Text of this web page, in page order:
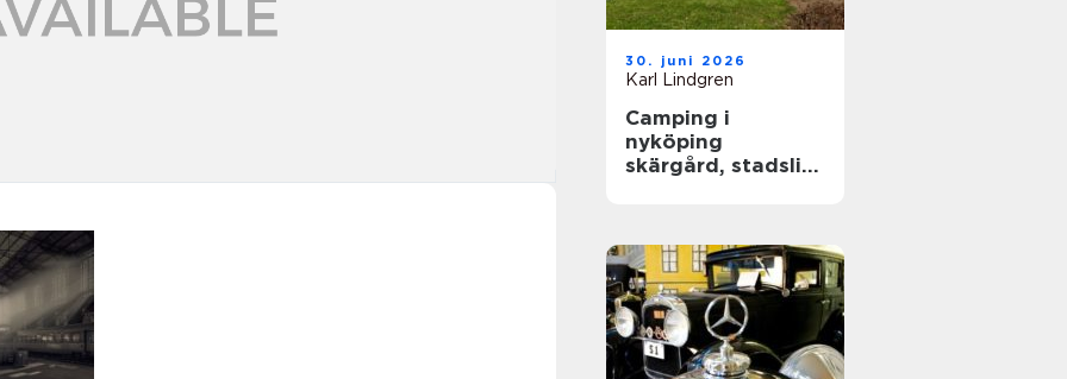
30. juni 2026
Karl Lindgren
Camping i
nyköping
skärgård, stadsliv